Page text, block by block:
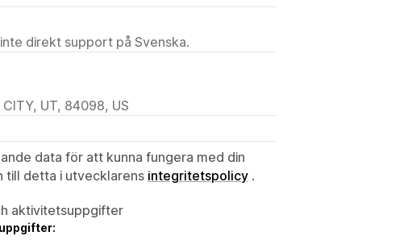
direkt support på Svenska.
UT, 84098, US
data för att kunna fungera med din
till detta i utvecklarens integritetspolicy .
aktivitetsuppgifter